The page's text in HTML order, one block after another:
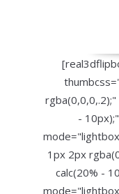
-
1px 2px
calc(20% -